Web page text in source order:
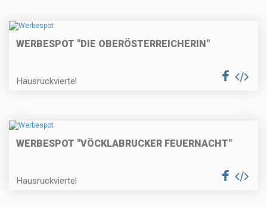
WERBESPOT "DIE OBERÖSTERREICHERIN"
Hausruckviertel
WERBESPOT "VÖCKLABRUCKER FEUERNACHT"
Hausruckviertel